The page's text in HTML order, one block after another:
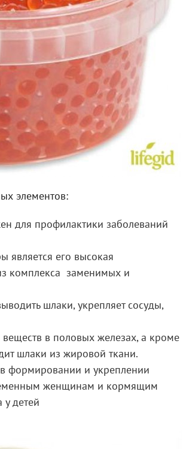
элементов:
для профилактики заболеваний
является его высокая
комплекса заменимых и
шлаки, укрепляет сосуды,
в половых железах, а кроме
шлаки из жировой ткани.
формировании и укреплении
женщинам и кормящим
у детей